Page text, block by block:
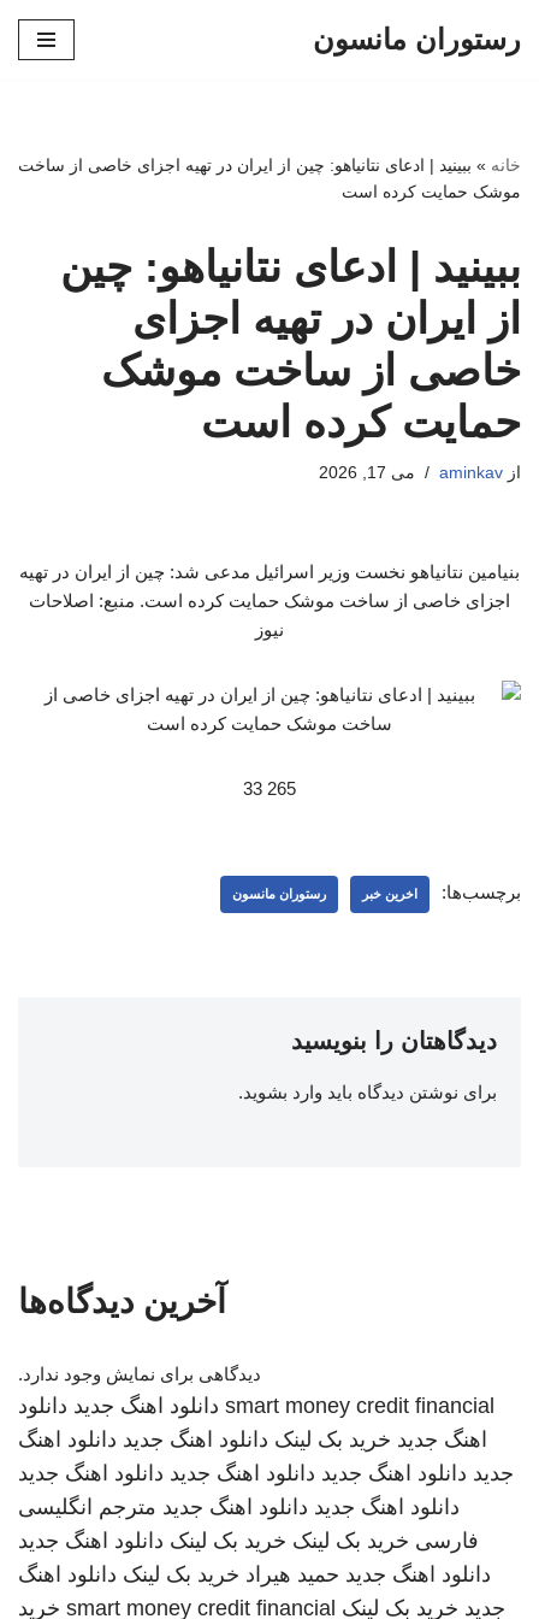
رستوران مانسون
خانه » ببینید | ادعای نتانیاهو: چین از ایران در تهیه اجزای خاصی از ساخت
موشک حمایت کرده است
ببینید | ادعای نتانیاهو: چین
از ایران در تهیه اجزای
خاصی از ساخت موشک
حمایت کرده است
از aminkav می 17, 2026
بنیامین نتانیاهو نخست وزیر اسرائیل مدعی شد: چین از ایران در تهیه
اجزای خاصی از ساخت موشک حمایت کرده است. منبع: اصلاحات
نیوز
265 33
برچسب‌ها: اخرین خبر رستوران مانسون
دیدگاهتان را بنویسید
برای نوشتن دیدگاه باید وارد بشوید.
آخرین دیدگاه‌ها
دیدگاهی برای نمایش وجود ندارد.
smart money credit financial دانلود اهنگ جدید دانلود
اهنگ جدید خرید بک لینک دانلود اهنگ جدید دانلود اهنگ
جدید دانلود اهنگ جدید دانلود اهنگ جدید دانلود اهنگ جدید
دانلود اهنگ جدید دانلود اهنگ جدید مترجم انگلیسی
فارسی خرید بک لینک خرید بک لینک دانلود اهنگ جدید
دانلود اهنگ جدید حمید هیراد خرید بک لینک دانلود اهنگ
جدید خرید بک لینک smart money credit financial خرید